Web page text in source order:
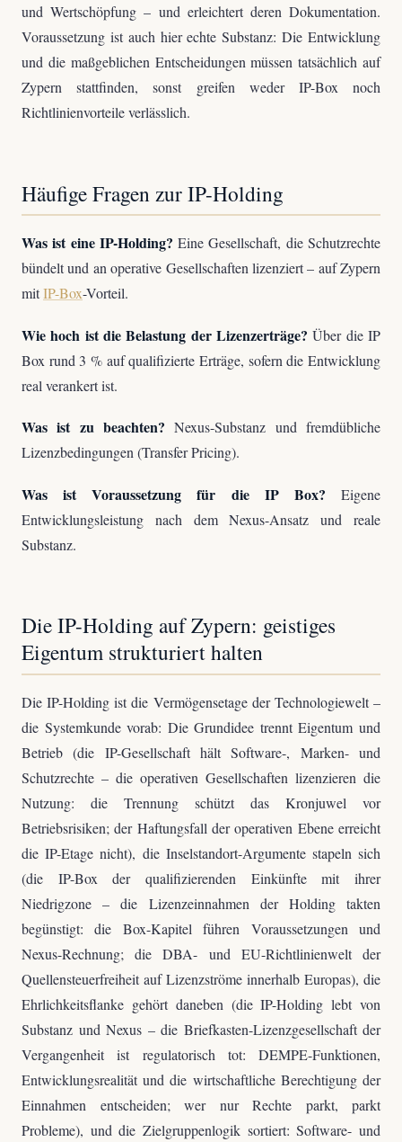
und Wertschöpfung – und erleichtert deren Dokumentation.
Voraussetzung ist auch hier echte Substanz: Die Entwicklung
und die maßgeblichen Entscheidungen müssen tatsächlich auf
Zypern stattfinden, sonst greifen weder IP-Box noch
Richtlinienvorteile verlässlich.
Häufige Fragen zur IP-Holding
Was ist eine IP-Holding? Eine Gesellschaft, die Schutzrechte
bündelt und an operative Gesellschaften lizenziert – auf Zypern
mitIP-Box-Vorteil.
Wie hoch ist die Belastung der Lizenzerträge? Über die IP
Box rund 3 % auf qualifizierte Erträge, sofern die Entwicklung
real verankert ist.
Was ist zu beachten? Nexus-Substanz und fremdübliche
Lizenzbedingungen (Transfer Pricing).
Was ist Voraussetzung für die IP Box? Eigene
Entwicklungsleistung nach dem Nexus-Ansatz und reale
Substanz.
Die IP-Holding auf Zypern: geistiges
Eigentum strukturiert halten
Die IP-Holding ist die Vermögensetage der Technologiewelt –
die Systemkunde vorab: Die Grundidee trennt Eigentum und
Betrieb (die IP-Gesellschaft hält Software-, Marken- und
Schutzrechte – die operativen Gesellschaften lizenzieren die
Nutzung: die Trennung schützt das Kronjuwel vor
Betriebsrisiken; der Haftungsfall der operativen Ebene erreicht
die IP-Etage nicht), die Inselstandort-Argumente stapeln sich
(die IP-Box der qualifizierenden Einkünfte mit ihrer
Niedrigzone – die Lizenzeinnahmen der Holding takten
begünstigt: die Box-Kapitel führen Voraussetzungen und
Nexus-Rechnung; die DBA- und EU-Richtlinienwelt der
Quellensteuerfreiheit auf Lizenzströme innerhalb Europas), die
Ehrlichkeitsflanke gehört daneben (die IP-Holding lebt von
Substanz und Nexus – die Briefkasten-Lizenzgesellschaft der
Vergangenheit ist regulatorisch tot: DEMPE-Funktionen,
Entwicklungsrealität und die wirtschaftliche Berechtigung der
Einnahmen entscheiden; wer nur Rechte parkt, parkt
Probleme), und die Zielgruppenlogik sortiert: Software- und